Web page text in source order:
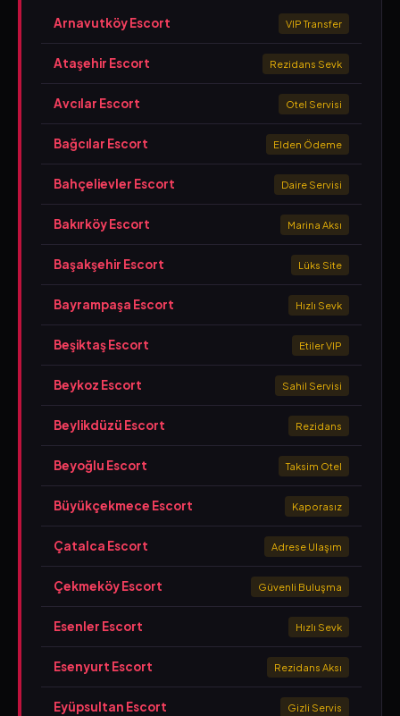
Arnavutköy Escort VIP Transfer
Ataşehir Escort Rezidans Sevk
Avcılar Escort Otel Servisi
Bağcılar Escort Elden Ödeme
Bahçelievler Escort Daire Servisi
Bakırköy Escort Marina Aksı
Başakşehir Escort Lüks Site
Bayrampaşa Escort Hızlı Sevk
Beşiktaş Escort Etiler VIP
Beykoz Escort Sahil Servisi
Beylikdüzü Escort Rezidans
Beyoğlu Escort Taksim Otel
Büyükçekmece Escort Kaporasız
Çatalca Escort Adrese Ulaşım
Çekmeköy Escort Güvenli Buluşma
Esenler Escort Hızlı Sevk
Esenyurt Escort Rezidans Aksı
Eyüpsultan Escort Gizli Servis